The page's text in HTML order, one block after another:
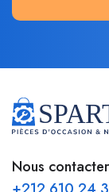
Nous contacter